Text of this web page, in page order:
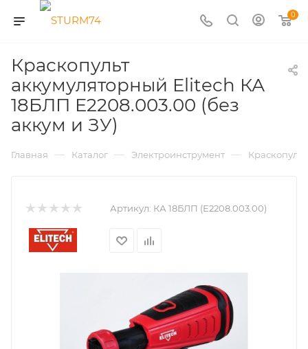
0
Краскопульт
аккумуляторный Elitech КА
18БЛП E2208.003.00 (без
аккум и ЗУ)
Главная — Каталог — Электроинструмент —
Артикул: КА 18БЛП (E2208.003.00)